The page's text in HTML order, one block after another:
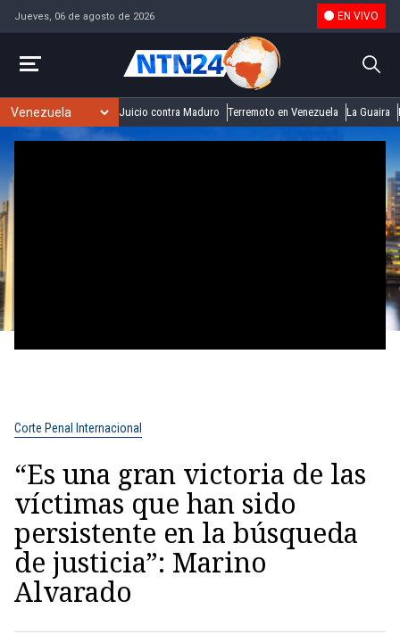
Jueves, 06 de agosto de 2026 EN VIVO
Juicio contra Maduro Terremoto en Venezuela La Guaira
Corte Penal Internacional
“Es una gran victoria de las
víctimas que han sido
persistente en la búsqueda
de justicia”: Marino
Alvarado